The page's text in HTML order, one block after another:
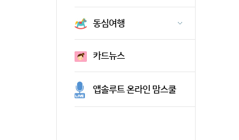
동심여행
카드뉴스
앱솔루트 온라인 맘스쿨